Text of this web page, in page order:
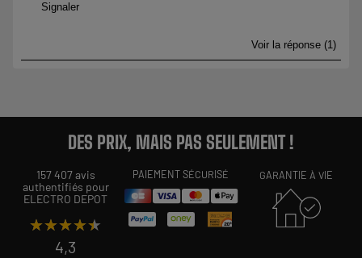
DES PRIX, MAIS PAS SEULEMENT !
157 407 avis
authentifiés pour
ELECTRO DEPOT
★★★★★
★★★★★
4,3
PAIEMENT SÉCURISÉ GARANTIE À VIE